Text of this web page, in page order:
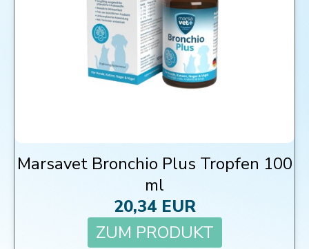
Marsavet Bronchio Plus Tropfen 100
ml
20,34 EUR
ZUM PRODUKT